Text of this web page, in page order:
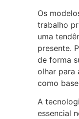
Os
trabalho
uma
presente.
de forma
olhar para
como
A
essencial